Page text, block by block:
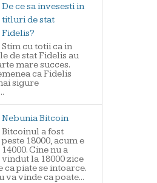
De ce sa invesesti in
titluri de stat
Fidelis?
Stim cu totii ca in
de stat Fidelis au
mare succes.
ca Fidelis
sigure
Nebunia Bitcoin
Bitcoinul a fost
peste 18000, acum e
14000. Cine nu a
vindut la 18000 zice
ca piate se intoarce.
va vinde ca poate...